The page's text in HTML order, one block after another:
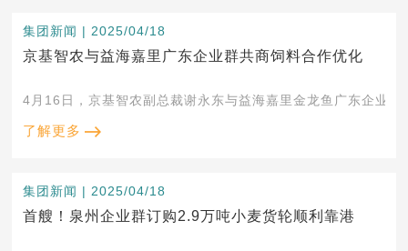
集团新闻 | 2025/04/18
京基智农与益海嘉里广东企业群共商饲料合作优化
4月16日，京基智农副总裁谢永东与益海嘉里金龙鱼广东企业
了解更多
集团新闻 | 2025/04/18
首艘！泉州企业群订购2.9万吨小麦货轮顺利靠港